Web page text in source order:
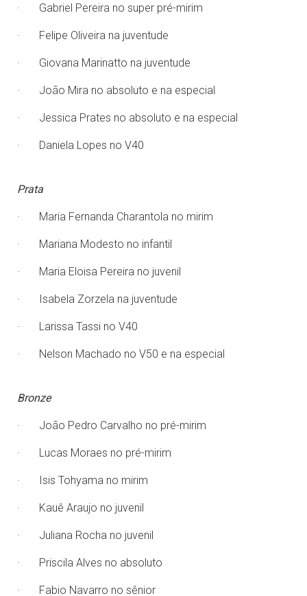
· Gabriel Pereira no super pré-mirim
· Felipe Oliveira na juventude
· Giovana Marinatto na juventude
· João Mira no absoluto e na especial
· Jessica Prates no absoluto e na especial
· Daniela Lopes no V40
Prata
· Maria Fernanda Charantola no mirim
· Mariana Modesto no infantil
· Maria Eloisa Pereira no juvenil
· Isabela Zorzela na juventude
· Larissa Tassi no V40
· Nelson Machado no V50 e na especial
Bronze
· João Pedro Carvalho no pré-mirim
· Lucas Moraes no pré-mirim
· Isis Tohyama no mirim
· Kauê Araujo no juvenil
· Juliana Rocha no juvenil
· Priscila Alves no absoluto
· Fabio Navarro no sênior